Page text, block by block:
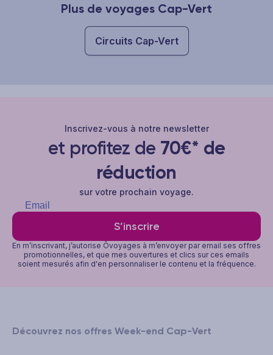
Plus de voyages Cap-Vert
Circuits Cap-Vert
Inscrivez-vous à notre newsletter
et profitez de 70€* de
réduction
sur votre prochain voyage.
S’inscrire
En m’inscrivant, j’autorise Ôvoyages à m’envoyer par email ses offres
promotionnelles, et que mes ouvertures et clics sur ces emails
soient mesurés afin d'en personnaliser le contenu et la fréquence.
Découvrez nos offres Week-end Cap-Vert